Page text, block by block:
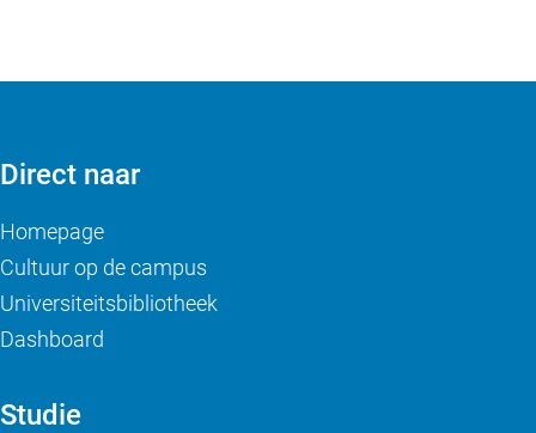
Direct naar
Homepage
Cultuur op de campus
Universiteitsbibliotheek
Dashboard
Studie